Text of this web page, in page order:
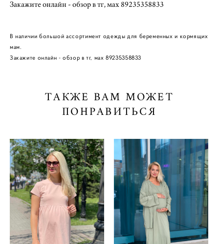
Закажите онлайн - обзор в тг, мах 89235358833
В наличии большой ассортимент одежды для беременных и кормящих
мам.
Закажите онлайн - обзор в тг, мах 89235358833
ТАКЖЕ ВАМ МОЖЕТ
ПОНРАВИТЬСЯ